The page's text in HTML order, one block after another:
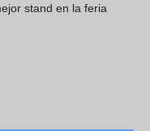
stand en la feria